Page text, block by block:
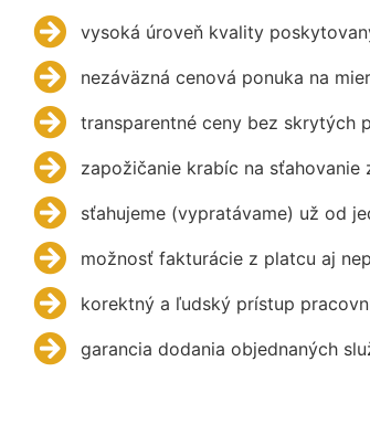
vysoká úroveň kvality
nezáväzná cenová ponuka na
transparentné ceny bez skrytých
zapožičanie krabíc na sťahovanie
sťahujeme (vypratávame) už od
možnosť fakturácie z platcu aj
korektný a ľudský prístup
garancia dodania objednaných